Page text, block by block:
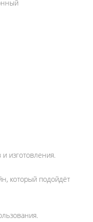
изготовления.
который подойдёт